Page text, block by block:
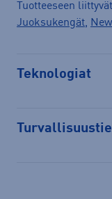
Tuotteeseen
Juoksukengät,
Teknologiat